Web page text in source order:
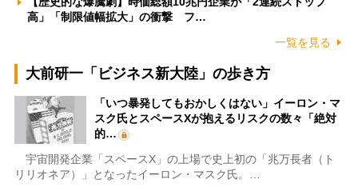
高」「制限値幅拡大」の衝撃 フ…
一覧を見る
大前研一「ビジネス新大陸」の歩き方
「いつ暴発してもおかしくはない」イーロン・マ
スク氏とスペースXが抱えるリスクの数々「絶対
的…
宇宙開発企業「スペースX」の上場で史上初の「兆万長者（ト
リリオネア）」となったイーロン・マスク氏。…